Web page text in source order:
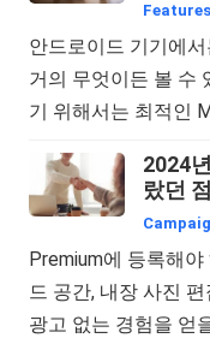
Features
안드로이드 기기에
거의 무엇이든 볼 수
기 위해서는 최적인
2024
랐던 점
Premium에 등록해
드 공간, 내장 사진
광고 없는 경험을 얻